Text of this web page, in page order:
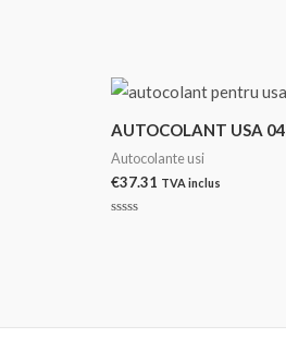
AUTOCOLANT USA 04
Autocolante usi
€37.31 TVA inclus